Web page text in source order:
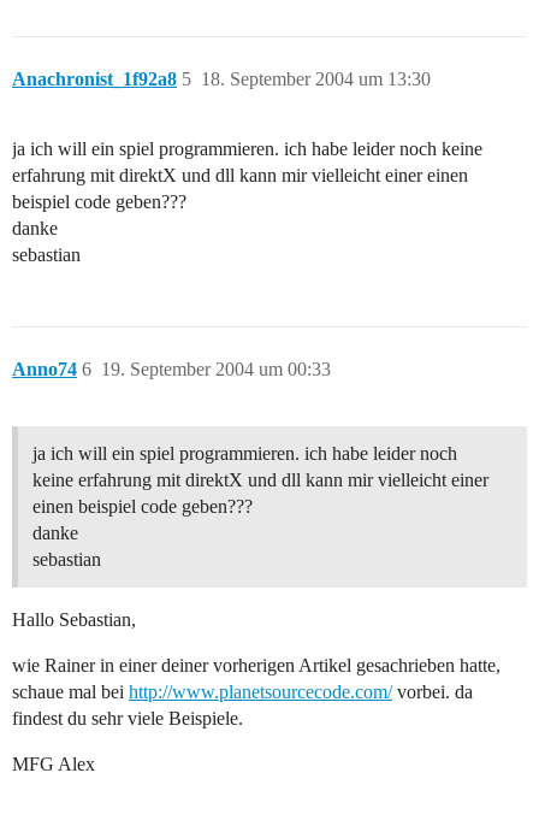
Anachronist_1f92a8 18. September 2004 um 13:30
5
ja ich will ein spiel programmieren. ich habe leider noch keine
erfahrung mit direktX und dll kann mir vielleicht einer einen
beispiel code geben???
danke
sebastian
Anno74 19. September 2004 um 00:33
6
ja ich will ein spiel programmieren. ich habe leider noch
keine erfahrung mit direktX und dll kann mir vielleicht einer
einen beispiel code geben???
danke
sebastian
Hallo Sebastian,
wie Rainer in einer deiner vorherigen Artikel gesachrieben hatte,
schaue mal bei http://www.planetsourcecode.com/vorbei. da
findest du sehr viele Beispiele.
MFG Alex